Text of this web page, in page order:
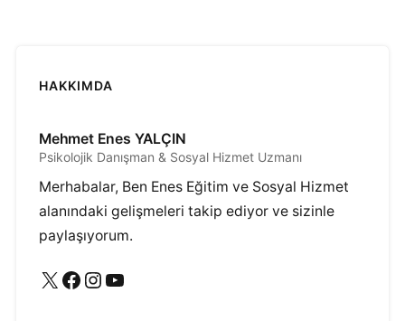
HAKKIMDA
Mehmet Enes YALÇIN
Psikolojik Danışman & Sosyal Hizmet Uzmanı
Merhabalar, Ben Enes Eğitim ve Sosyal Hizmet
alanındaki gelişmeleri takip ediyor ve sizinle
paylaşıyorum.
X Facebook Instagram YouTube